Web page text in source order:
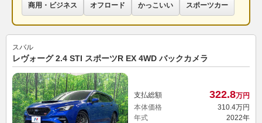
商用・ビジネス オフロード かっこいい スポーツカー
スバル
レヴォーグ 2.4 STI スポーツR EX 4WD バックカメラ
支払総額 322.8万円
本体価格
310. 4万円
年式
2022年